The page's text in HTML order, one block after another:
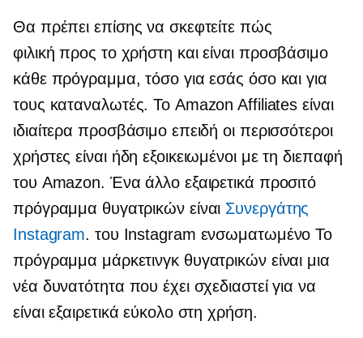
Θα πρέπει επίσης να σκεφτείτε πώς
φιλική προς το χρήστη και είναι προσβάσιμο
κάθε πρόγραμμα, τόσο για εσάς όσο και για
τους καταναλωτές. Το Amazon Affiliates είναι
ιδιαίτερα προσβάσιμο επειδή οι περισσότεροι
χρήστες είναι ήδη εξοικειωμένοι με τη διεπαφή
του Amazon. Ένα άλλο εξαιρετικά προσιτό
πρόγραμμα θυγατρικών είναι Συνεργάτης
Instagram. του Instagram ενσωματωμένο Το
πρόγραμμα μάρκετινγκ θυγατρικών είναι μια
νέα δυνατότητα που έχει σχεδιαστεί για να
είναι εξαιρετικά εύκολο στη χρήση.